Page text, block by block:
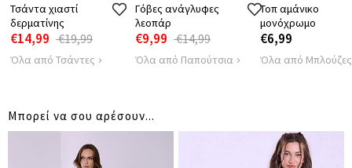
Τσάντα χιαστί
δερματίνης
€14,99 €19,99
Όλα από Τσάντες
Γόβες ανάγλυφες
λεοπάρ
€9,99 €14,99
Όλα από Παπούτσια
Τοπ αμάνικο
μονόχρωμο
€6,99
Όλα από Μπλούζες
Μπορεί να σου αρέσουν...